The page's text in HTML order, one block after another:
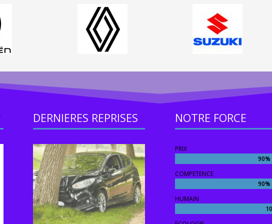
DERNIERES REPRISES NOTRE FORCE
PRIX
90%
90%
COMPETENCE
90%
90%
HUMAIN